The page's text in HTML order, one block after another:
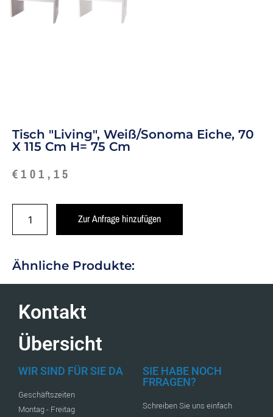
Tisch "Living", Weiß/Sonoma Eiche, 70
X 115 Cm H= 75 Cm
€101,15
Zur Anfrage hinzufügen
Ähnliche Produkte:
Kontakt
Übersicht
WIR SIND FÜR SIE DA
Geschäftszeiten
Montag - Freitag
SIE HABE NOCH
FRRAGEN?
Schreiben Sie uns einfach